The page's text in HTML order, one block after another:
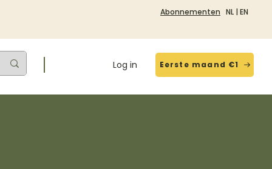
Abonnementen NL | EN
Log in Eerste maand €1